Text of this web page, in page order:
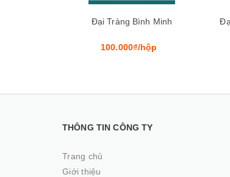
Đại Tràng Mộc Hoa Trắng
80.000₫/lọ
THÔNG TIN CÔNG TY
Trang chủ
Giới thiệu